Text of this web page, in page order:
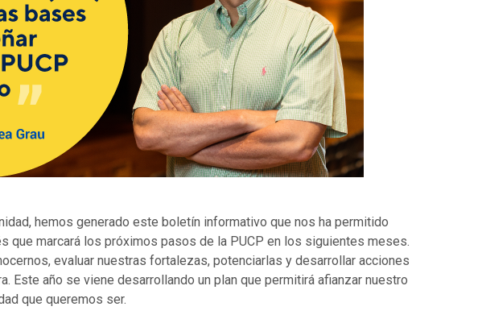
hemos generado este boletín informativo que nos ha permitido
que marcará los próximos pasos de la PUCP en los siguientes meses.
evaluar nuestras fortalezas, potenciarlas y desarrollar acciones
Este año se viene desarrollando un plan que permitirá afianzar nuestro
que queremos ser.